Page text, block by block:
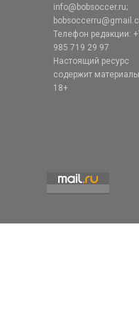
info@bobsoccer.ru;
Телефон редакции:
985 719 29 97
Настоящий ресурс
содержит
18+